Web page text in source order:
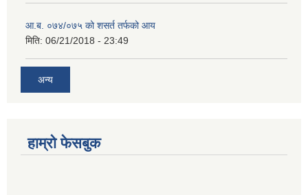
आ.ब. ०७४/०७५ को शसर्त तर्फको आय
मिति: 06/21/2018 - 23:49
अन्य
हाम्रो फेसबुक